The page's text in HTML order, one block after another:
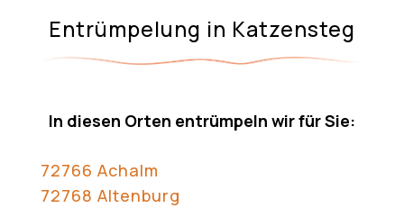
Entrümpelung in Katzensteg
In diesen Orten entrümpeln wir für Sie:
72766 Achalm
72768 Altenburg